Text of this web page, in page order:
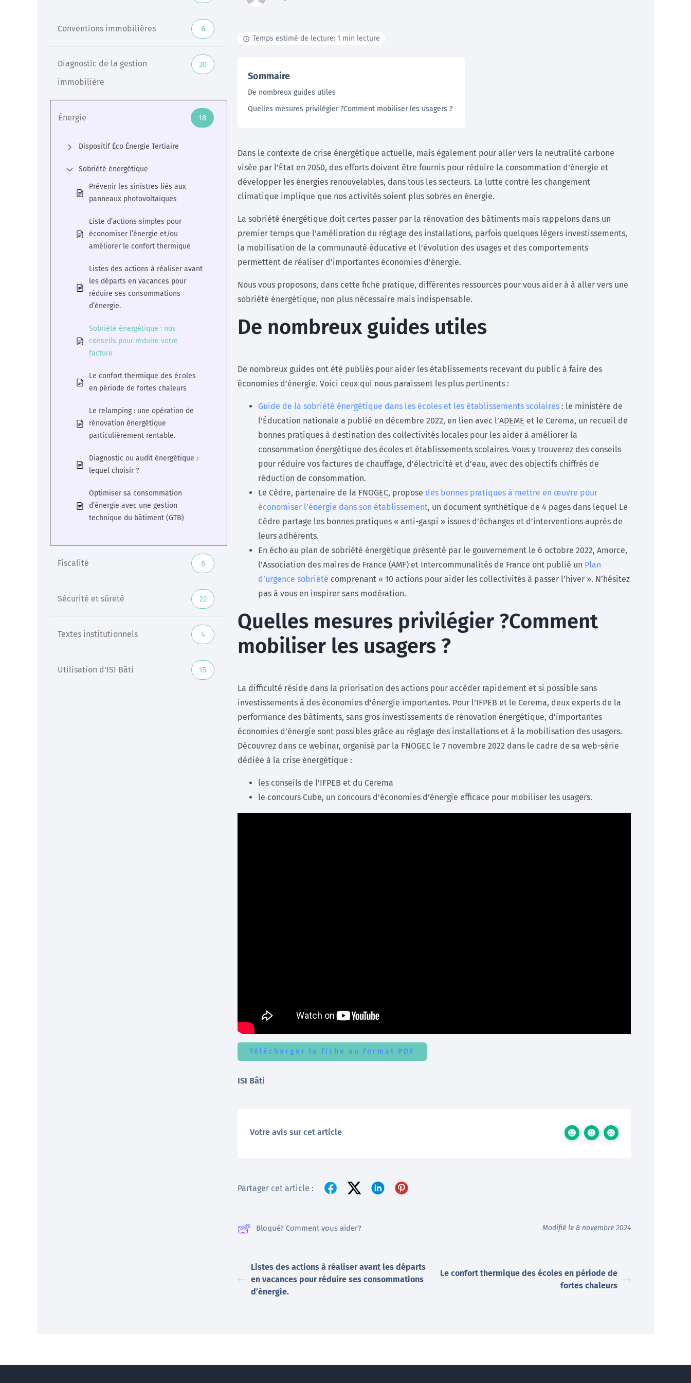
Veille
d’experts
Conventions immobilières 6
Diagnostic de la gestion
immobilière
30
Énergie 18
Dispositif Éco Énergie Tertiaire
Sobriété énergétique
Prévenir les sinistres liés aux
panneaux photovoltaïques
Liste d’actions simples pour
économiser l’énergie et/ou
améliorer le confort thermique
Listes des actions à réaliser avant
les départs en vacances pour
réduire ses consommations
d’énergie.
Sobriété énergétique : nos
conseils pour réduire votre
facture
Le confort thermique des écoles
en période de fortes chaleurs
Le relamping : une opération de
rénovation énergétique
particulièrement rentable.
Diagnostic ou audit énergétique :
lequel choisir ?
Optimiser sa consommation
d’énergie avec une gestion
technique du bâtiment (GTB)
Fiscalité 6
Sécurité et sûreté 22
Textes institutionnels 4
Utilisation d'ISI Bâti 15
Temps estimé de lecture: 1 min lecture
Sommaire
De nombreux guides utiles
Quelles mesures privilégier ?Comment mobiliser les usagers ?
Dans le contexte de crise énergétique actuelle, mais également pour aller vers la neutralité carbone
visée par l’État en 2050, des efforts doivent être fournis pour réduire la consommation d’énergie et
développer les énergies renouvelables, dans tous les secteurs. La lutte contre les changement
climatique implique que nos activités soient plus sobres en énergie.
La sobriété énergétique doit certes passer par la rénovation des bâtiments mais rappelons dans un
premier temps que l’amélioration du réglage des installations, parfois quelques légers investissements,
la mobilisation de la communauté éducative et l’évolution des usages et des comportements
permettent de réaliser d’importantes économies d’énergie.
Nous vous proposons, dans cette fiche pratique, différentes ressources pour vous aider à à aller vers une
sobriété énergétique, non plus nécessaire mais indispensable.
De nombreux guides utiles
De nombreux guides ont été publiés pour aider les établissements recevant du public à faire des
économies d’énergie. Voici ceux qui nous paraissent les plus pertinents :
Guide de la sobriété énergétique dans les écoles et les établissements scolaires : le ministère de
l’Éducation nationale a publié en décembre 2022, en lien avec l’ADEME et le Cerema, un recueil de
bonnes pratiques à destination des collectivités locales pour les aider à améliorer la
consommation énergétique des écoles et établissements scolaires. Vous y trouverez des conseils
pour réduire vos factures de chauffage, d’électricité et d’eau, avec des objectifs chiffrés de
réduction de consommation.
Le Cèdre, partenaire de la FNOGEC, propose des bonnes pratiques à mettre en œuvre pour
économiser l’énergie dans son établissement, un document synthétique de 4 pages dans lequel Le
Cèdre partage les bonnes pratiques « anti-gaspi » issues d’échanges et d’interventions auprès de
leurs adhérents.
En écho au plan de sobriété énergétique présenté par le gouvernement le 6 octobre 2022, Amorce,
l’Association des maires de France (AMF) et Intercommunalités de France ont publié un Plan
d’urgence sobriété comprenant « 10 actions pour aider les collectivités à passer l’hiver ». N’hésitez
pas à vous en inspirer sans modération.
Quelles mesures privilégier ?Comment
mobiliser les usagers ?
La difficulté réside dans la priorisation des actions pour accéder rapidement et si possible sans
investissements à des économies d’énergie importantes. Pour l’IFPEB et le Cerema, deux experts de la
performance des bâtiments, sans gros investissements de rénovation énergétique, d’importantes
économies d’énergie sont possibles grâce au réglage des installations et à la mobilisation des usagers.
Découvrez dans ce webinar, organisé par la FNOGEC le 7 novembre 2022 dans le cadre de sa web-série
dédiée à la crise énergétique :
les conseils de l’IFPEB et du Cerema
le concours Cube, un concours d’économies d’énergie efficace pour mobiliser les usagers.
Télécharger la fiche au format PDF
ISI Bâti
Votre avis sur cet article
Partager cet article :
Bloqué? Comment vous aider? Modifié le 8 novembre 2024
Listes des actions à réaliser avant les départs
en vacances pour réduire ses consommations
d’énergie.
Le confort thermique des écoles en période de
fortes chaleurs